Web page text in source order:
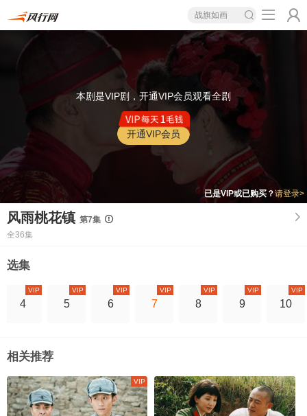
战旗如画
本剧是VIP剧，开通VIP会员观看全剧
开通VIP会员
已是VIP或已购买？请登录>
风雨桃花镇 第7集
全36集
选集
4
VIP
5
VIP
6
VIP
7
VIP
8
VIP
9
VIP
10
VIP
相关推荐